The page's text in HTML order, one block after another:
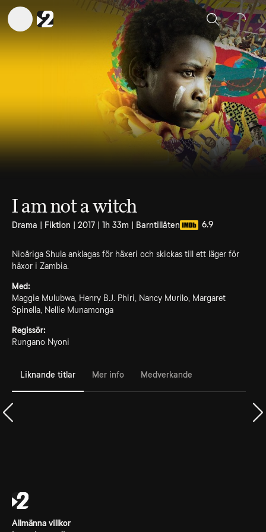
Sök
I am not a witch
Drama | Fiktion | 2017 | 1h 33m | Barntillåten 6.9
Nioåriga Shula anklagas för häxeri och skickas till ett läger för
häxor i Zambia.
Med:
Maggie Mulubwa, Henry B.J. Phiri, Nancy Murilo, Margaret
Spinella, Nellie Munamonga
Regissör:
Rungano Nyoni
Liknande titlar Mer info Medverkande
Allmänna villkor